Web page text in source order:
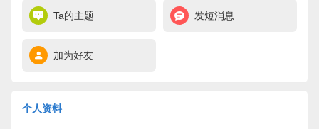
Ta的主题 发短消息
加为好友
个人资料